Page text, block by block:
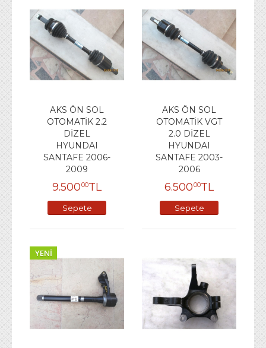
AKS ÖN SOL
OTOMATİK 2.2
DİZEL
HYUNDAI
SANTAFE 2006-
2009
9.50000TL
Sepete
AKS ÖN SOL
OTOMATİK VGT
2.0 DİZEL
HYUNDAI
SANTAFE 2003-
2006
6.50000TL
Sepete
YENI